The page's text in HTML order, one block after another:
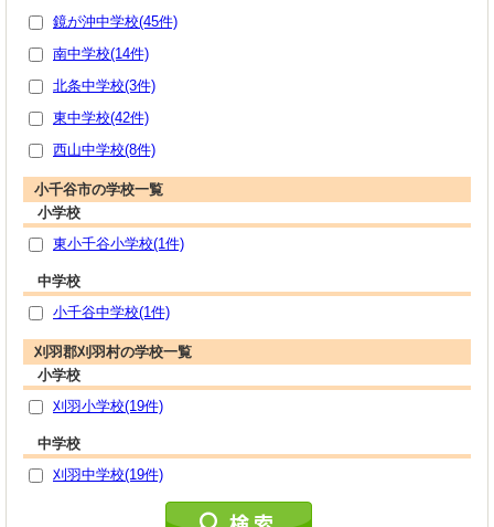
鏡が沖中学校(45件)
南中学校(14件)
北条中学校(3件)
東中学校(42件)
西山中学校(8件)
小千谷市の学校一覧
小学校
東小千谷小学校(1件)
中学校
小千谷中学校(1件)
刈羽郡刈羽村の学校一覧
小学校
刈羽小学校(19件)
中学校
刈羽中学校(19件)